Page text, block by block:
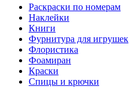
Раскраски по номерам
Наклейки
Книги
Фурнитура для игрушек
Флористика
Фоамиран
Краски
Спицы и крючки